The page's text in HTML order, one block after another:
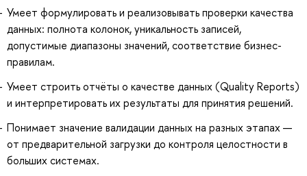
Умеет формулировать и реализовывать проверки качества
данных: полнота колонок, уникальность записей,
допустимые диапазоны значений, соответствие бизнес-
правилам.
Умеет строить отчёты о качестве данных (Quality Reports)
и интерпретировать их результаты для принятия решений.
Понимает значение валидации данных на разных этапах —
от предварительной загрузки до контроля целостности в
больших системах.